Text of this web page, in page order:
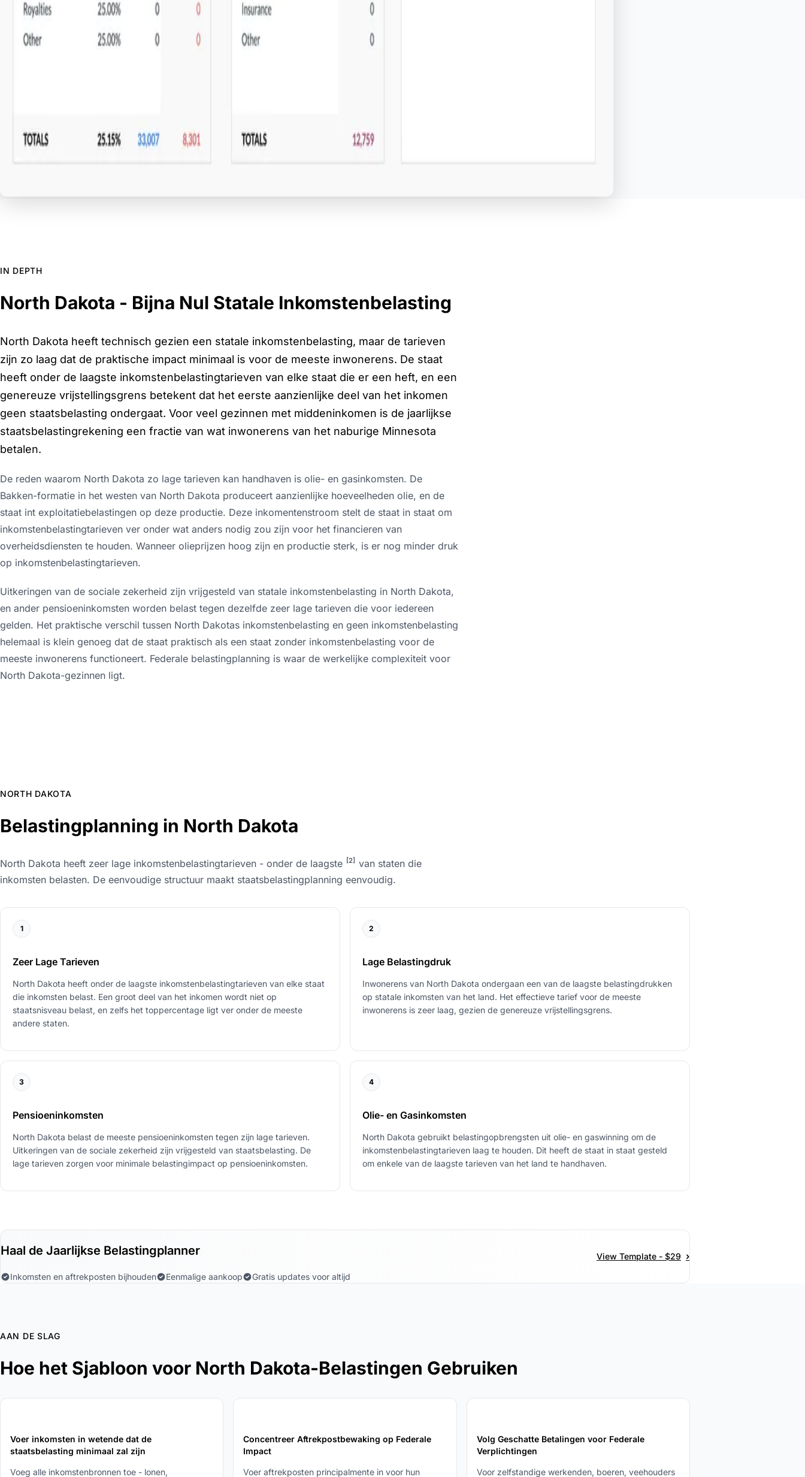
IN DEPTH
North Dakota - Bijna Nul Statale Inkomstenbelasting
North Dakota heeft technisch gezien een statale inkomstenbelasting, maar de tarieven
zijn zo laag dat de praktische impact minimaal is voor de meeste inwonerens. De staat
heeft onder de laagste inkomstenbelastingtarieven van elke staat die er een heft, en een
genereuze vrijstellingsgrens betekent dat het eerste aanzienlijke deel van het inkomen
geen staatsbelasting ondergaat. Voor veel gezinnen met middeninkomen is de jaarlijkse
staatsbelastingrekening een fractie van wat inwonerens van het naburige Minnesota
betalen.
De reden waarom North Dakota zo lage tarieven kan handhaven is olie- en gasinkomsten. De
Bakken-formatie in het westen van North Dakota produceert aanzienlijke hoeveelheden olie, en de
staat int exploitatiebelastingen op deze productie. Deze inkomentenstroom stelt de staat in staat om
inkomstenbelastingtarieven ver onder wat anders nodig zou zijn voor het financieren van
overheidsdiensten te houden. Wanneer olieprijzen hoog zijn en productie sterk, is er nog minder druk
op inkomstenbelastingtarieven.
Uitkeringen van de sociale zekerheid zijn vrijgesteld van statale inkomstenbelasting in North Dakota,
en ander pensioeninkomsten worden belast tegen dezelfde zeer lage tarieven die voor iedereen
gelden. Het praktische verschil tussen North Dakotas inkomstenbelasting en geen inkomstenbelasting
helemaal is klein genoeg dat de staat praktisch als een staat zonder inkomstenbelasting voor de
meeste inwonerens functioneert. Federale belastingplanning is waar de werkelijke complexiteit voor
North Dakota-gezinnen ligt.
NORTH DAKOTA
Belastingplanning in North Dakota
North Dakota heeft zeer lage inkomstenbelastingtarieven - onder de laagste [2] van staten die
inkomsten belasten. De eenvoudige structuur maakt staatsbelastingplanning eenvoudig.
1
Zeer Lage Tarieven
North Dakota heeft onder de laagste inkomstenbelastingtarieven van elke staat
die inkomsten belast. Een groot deel van het inkomen wordt niet op
staatsnisveau belast, en zelfs het toppercentage ligt ver onder de meeste
andere staten.
2
Lage Belastingdruk
Inwonerens van North Dakota ondergaan een van de laagste belastingdrukken
op statale inkomsten van het land. Het effectieve tarief voor de meeste
inwonerens is zeer laag, gezien de genereuze vrijstellingsgrens.
3
Pensioeninkomsten
North Dakota belast de meeste pensioeninkomsten tegen zijn lage tarieven.
Uitkeringen van de sociale zekerheid zijn vrijgesteld van staatsbelasting. De
lage tarieven zorgen voor minimale belastingimpact op pensioeninkomsten.
4
Olie- en Gasinkomsten
North Dakota gebruikt belastingopbrengsten uit olie- en gaswinning om de
inkomstenbelastingtarieven laag te houden. Dit heeft de staat in staat gesteld
om enkele van de laagste tarieven van het land te handhaven.
Haal de Jaarlijkse Belastingplanner
Inkomsten en aftrekposten bijhouden Eenmalige aankoop Gratis updates voor altijd
View Template - $29 ›
AAN DE SLAG
Hoe het Sjabloon voor North Dakota-Belastingen Gebruiken
Voer inkomsten in wetende dat de
staatsbelasting minimaal zal zijn
Voeg alle inkomstenbronnen toe - lonen,
Concentreer Aftrekpostbewaking op Federale
Impact
Voer aftrekposten principalmente in voor hun
Volg Geschatte Betalingen voor Federale
Verplichtingen
Voor zelfstandige werkenden, boeren, veehouders